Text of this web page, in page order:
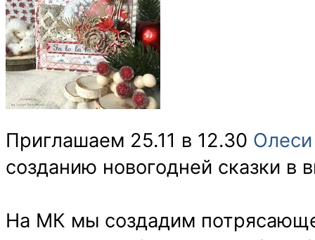
Приглашаем 25.11 в 12.30
созданию новогодней сказки в
На МК мы создадим